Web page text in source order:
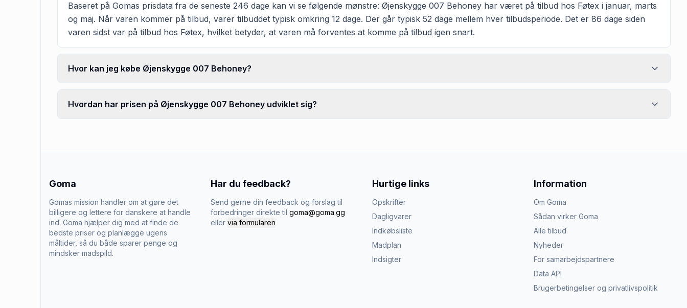
Baseret på Gomas prisdata fra de seneste 246 dage kan vi se følgende mønstre: Øjenskygge 007 Behoney har været på tilbud hos Føtex i januar, marts
og maj. Når varen kommer på tilbud, varer tilbuddet typisk omkring 12 dage. Der går typisk 52 dage mellem hver tilbudsperiode. Det er 86 dage siden
varen sidst var på tilbud hos Føtex, hvilket betyder, at varen må forventes at komme på tilbud igen snart.
Hvor kan jeg købe Øjenskygge 007 Behoney?
Hvordan har prisen på Øjenskygge 007 Behoney udviklet sig?
Goma
Gomas mission handler om at gøre det
billigere og lettere for danskere at handle
ind. Goma hjælper dig med at finde de
bedste priser og planlægge ugens
måltider, så du både sparer penge og
mindsker madspild.
Har du feedback?
Send gerne din feedback og forslag til
forbedringer direkte til goma@goma.gg
eller via formularen
Hurtige links
Opskrifter
Dagligvarer
Indkøbsliste
Madplan
Indsigter
Information
Om Goma
Sådan virker Goma
Alle tilbud
Nyheder
For samarbejdspartnere
Data API
Brugerbetingelser og privatlivspolitik